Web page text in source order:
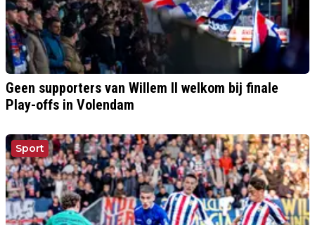
Geen supporters van Willem II welkom bij finale
Play-offs in Volendam
Sport